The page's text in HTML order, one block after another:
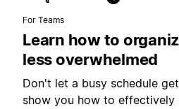
For Teams
Learn how to
less overwhelmed
Don't let a busy schedule
show you how to effectively